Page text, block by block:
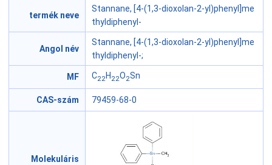
termék neve
Stannane, [4-(1,3-dioxolan-2-yl)phenyl]me
thyldiphenyl-
Angol név
Stannane, [4-(1,3-dioxolan-2-yl)phenyl]me
thyldiphenyl-;
MF C22H 22O2Sn
CAS-szám 79459-68-0
Molekuláris